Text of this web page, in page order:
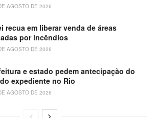
AGOSTO DE 2026
recua em liberar venda de áreas
por incêndios
AGOSTO DE 2026
e estado pedem antecipação do
expediente no Rio
AGOSTO DE 2026